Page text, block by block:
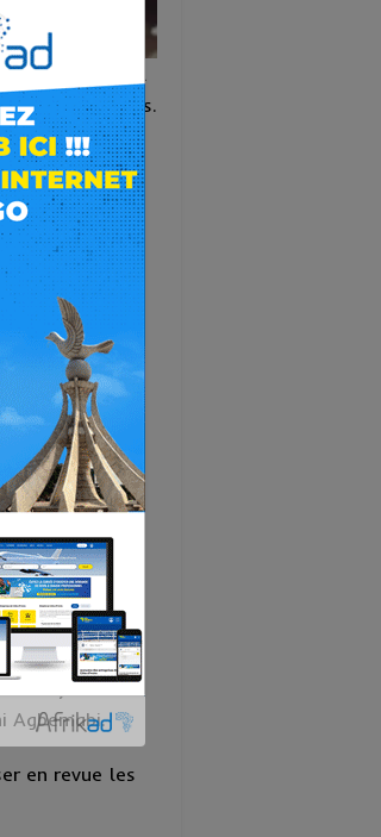
son adresse, il
sur ces
selon le
Essi
Agbemabi.
en revue les